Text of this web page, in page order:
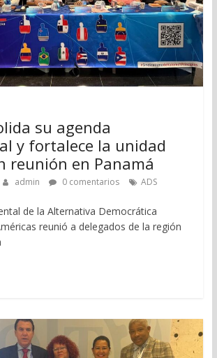
su agenda
y fortalece la unidad
reunión en Panamá
admin 0 comentarios ADS
de la Alternativa Democrática
reunió a delegados de la región